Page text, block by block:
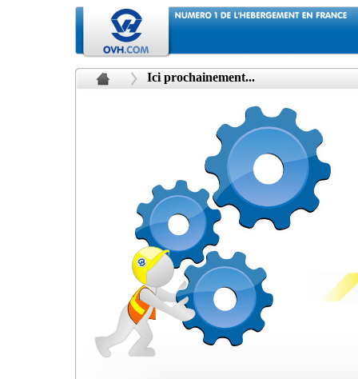
Ici prochainement...